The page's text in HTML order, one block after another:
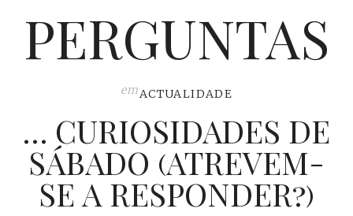
EU, PAI
PERGUNTAS
emACTUALIDADE
… CURIOSIDADES DE
SÁBADO (ATREVEM-
SE A RESPONDER?)